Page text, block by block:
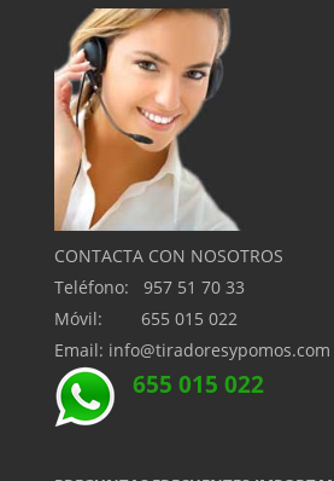
CONTACTA CON NOSOTROS
Teléfono: 957 51 70 33
Móvil: 655 015 022
Email: info@tiradoresypomos.com
655 015 022